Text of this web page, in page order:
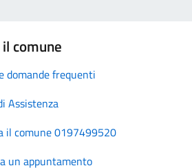
comune
domande frequenti
Assistenza
il comune 0197499520
un appuntamento